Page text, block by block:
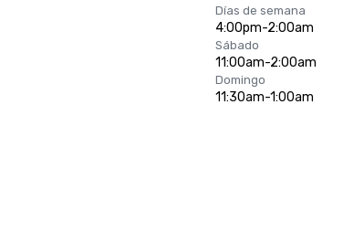
Días de semana
4:00pm-2:00am
Sábado
11:00am-2:00am
Domingo
11:30am-1:00am